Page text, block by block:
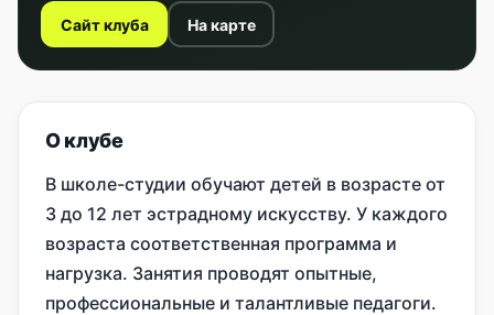
Сайт клуба
На карте
О клубе
В школе-студии обучают детей в возрасте от
3 до 12 лет эстрадному искусству. У каждого
возраста соответственная программа и
нагрузка. Занятия проводят опытные,
профессиональные и талантливые педагоги.